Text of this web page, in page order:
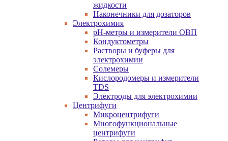
жидкости
Наконечники для дозаторов
Электрохимия
pH-метры и измерители ОВП
Кондуктометры
Растворы и буферы для
электрохимии
Солемеры
Кислородомеры и измерители
TDS
Электроды для электрохимии
Центрифуги
Микроцентрифуги
Многофункциональные
центрифуги